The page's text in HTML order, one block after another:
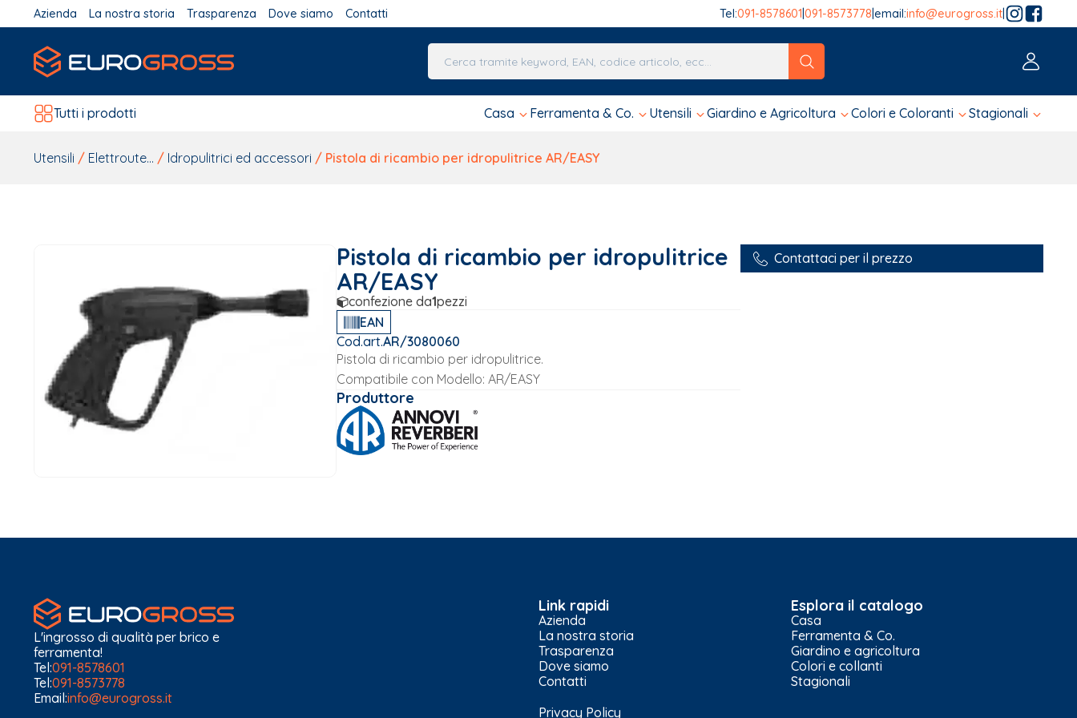
Azienda La nostra storia Trasparenza Dove siamo Contatti Tel:091-8578601 091-8573778 email:info@eurogross.it
Tutti i prodotti
Casa Ferramenta & Co. Utensili Giardino e Agricoltura Colori e Coloranti Stagionali
Utensili / Elettroute... / Idropulitrici ed accessori / Pistola di ricambio per idropulitrice AR/EASY
Pistola di ricambio per idropulitrice
AR/EASY
confezione da1pezzi
EAN
Cod.art.AR/3080060
Pistola di ricambio per idropulitrice.
Compatibile con Modello: AR/EASY
Produttore
Contattaci per il prezzo
L'ingrosso di qualità per brico e
ferramenta!
Tel:091-8578601
Tel:091-8573778
Email:info@eurogross.it
Link rapidi
Azienda
La nostra storia
Trasparenza
Dove siamo
Contatti
Privacy Policy
Esplora il catalogo
Casa
Ferramenta & Co.
Giardino e agricoltura
Colori e collanti
Stagionali